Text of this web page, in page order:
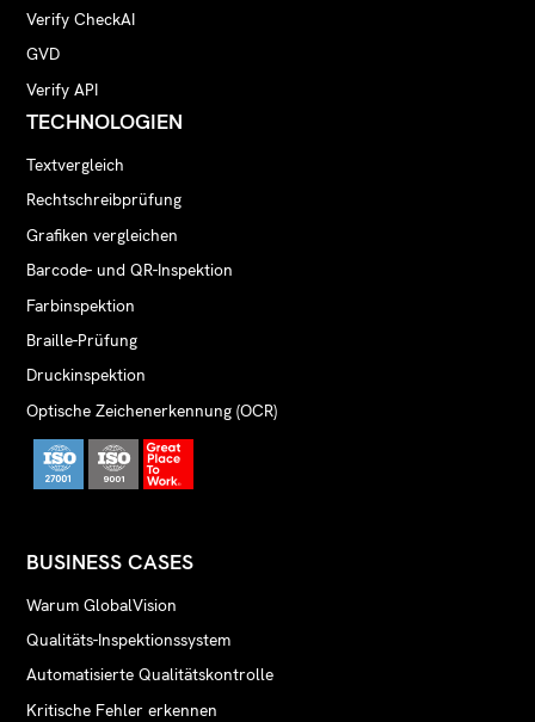
Verify CheckAI
GVD
Verify API
TECHNOLOGIEN
Textvergleich
Rechtschreibprüfung
Grafiken vergleichen
Barcode- und QR-Inspektion
Farbinspektion
Braille-Prüfung
Druckinspektion
Optische Zeichenerkennung (OCR)
BUSINESS CASES
Warum GlobalVision
Qualitäts-Inspektionssystem
Automatisierte Qualitätskontrolle
Kritische Fehler erkennen